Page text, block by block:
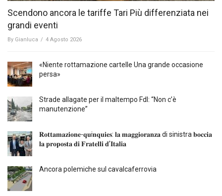
Scendono ancora le tariffe Tari Più differenziata nei
grandi eventi
By Gianluca / 4 Agosto 2026
«Niente rottamazione cartelle Una grande occasione
persa»
Strade allagate per il maltempo FdI: “Non c’è
manutenzione”
𝐑𝐨𝐭𝐭𝐚𝐦𝐚𝐳𝐢𝐨𝐧𝐞-𝐪𝐮i𝐧𝐪𝐮𝐢𝐞𝐬: 𝐥𝐚 𝐦𝐚𝐠𝐠𝐢𝐨𝐫𝐚𝐧𝐳𝐚 di sinistra 𝐛𝐨𝐜𝐜𝐢𝐚
𝐥𝐚 𝐩𝐫𝐨𝐩𝐨𝐬𝐭𝐚 𝐝𝐢 𝐅𝐫𝐚𝐭𝐞𝐥𝐥𝐢 𝐝’𝐈𝐭𝐚𝐥𝐢𝐚
Ancora polemiche sul cavalcaferrovia